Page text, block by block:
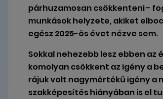
párhuzamosan csökkenteni -
munkások helyzete, akiket
egész 2025-ös évet nézve sem.
Sokkal nehezebb lesz ebben az
komolyan csökkent az igény a
rájuk volt nagymértékű igény a
szakképesítés hiányában is el